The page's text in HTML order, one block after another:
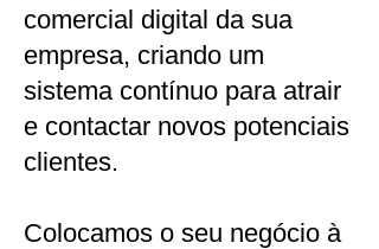
comercial digital da sua
empresa, criando um
sistema contínuo para atrair
e contactar novos potenciais
clientes.
Colocamos o seu negócio à